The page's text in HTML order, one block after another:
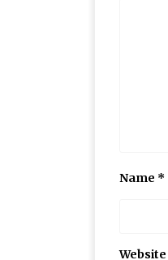
Name *
Website